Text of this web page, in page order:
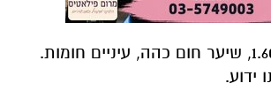
תיאורה: גובה 1.60, שיער חום כהה, עיניים חומות.
ידוע.